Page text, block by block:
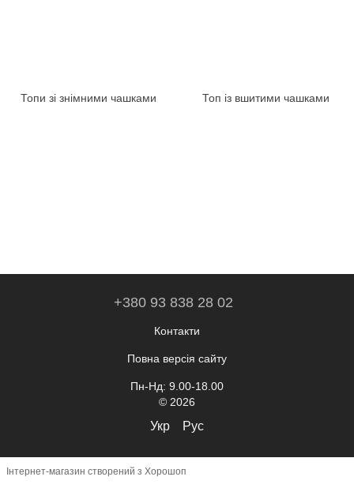
Топи зі знімними чашками Топ із вшитими чашками
+380 93 838 28 02
Контакти
Повна версія сайту
Пн-Нд: 9.00-18.00
© 2026
Укр Рус
Інтернет-магазин створений з Хорошоп